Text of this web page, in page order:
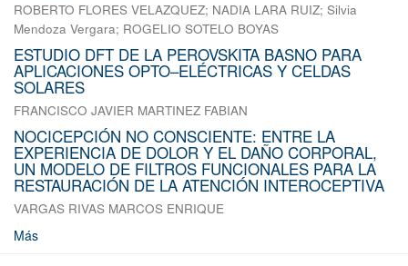
ROBERTO FLORES VELAZQUEZ; NADIA LARA RUIZ; Silvia
Mendoza Vergara; ROGELIO SOTELO BOYAS
ESTUDIO DFT DE LA PEROVSKITA BASNO PARA
APLICACIONES OPTO–ELÉCTRICAS Y CELDAS
SOLARES
FRANCISCO JAVIER MARTINEZ FABIAN
NOCICEPCIÓN NO CONSCIENTE: ENTRE LA
EXPERIENCIA DE DOLOR Y EL DAÑO CORPORAL,
UN MODELO DE FILTROS FUNCIONALES PARA LA
RESTAURACIÓN DE LA ATENCIÓN INTEROCEPTIVA
VARGAS RIVAS MARCOS ENRIQUE
Más